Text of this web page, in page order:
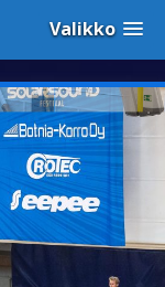
Valikko